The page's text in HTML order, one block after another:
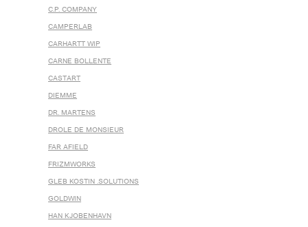
C.P. COMPANY
CAMPERLAB
CARHARTT WIP
CARNE BOLLENTE
CASTART
DIEMME
DR. MARTENS
DROLE DE MONSIEUR
FAR AFIELD
FRIZMWORKS
GLEB KOSTIN .SOLUTIONS
GOLDWIN
HAN KJOBENHAVN